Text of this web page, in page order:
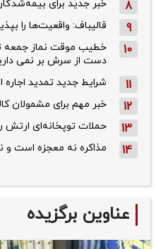
8 خبر جدید برای
9 قالیباف: واقعیت‌ها را
10
خطیب موقت نماز جمعه
دست از سرش بر نمی
11 شرایط جدید تمدید اجاره
12 خبر مهم برای مشمولان
13 حملات توپخانه‌ای ارتش
14 مذاکره نه معجزه است و
عناوین برگزیده